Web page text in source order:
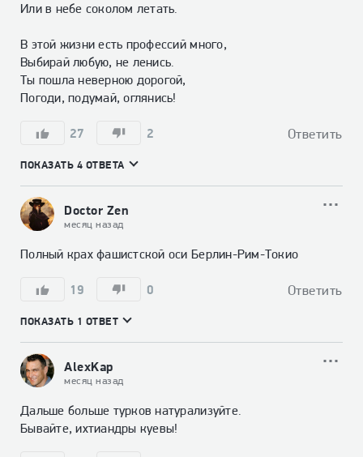
Или в небе соколом летать.
В этой жизни есть профессий много,
Выбирай любую, не ленись.
Ты пошла неверною дорогой,
Погоди, подумай, оглянись!
27 2 Ответить
ПОКАЗАТЬ 4 ОТВЕТА
Doctor Zen
месяц назад
Полный крах фашистской оси Берлин-Рим-Токио
19 0 Ответить
ПОКАЗАТЬ 1 ОТВЕТ
AlexKap
месяц назад
Дальше больше турков натурализуйте.
Бывайте, ихтиандры куевы!